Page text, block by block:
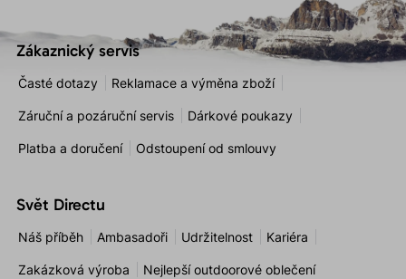
Zákaznický servis
Časté dotazy Reklamace a výměna zboží
Záruční a pozáruční servis Dárkové poukazy
Platba a doručení Odstoupení od smlouvy
Svět Directu
Náš příběh Ambasadoři Udržitelnost Kariéra
Zakázková výroba Nejlepší outdoorové oblečení